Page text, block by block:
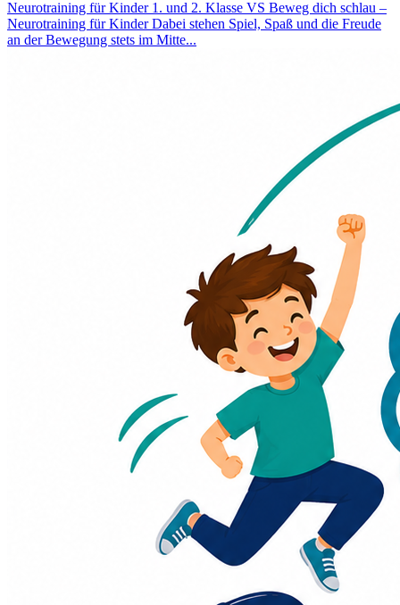
Neurotraining für Kinder 1. und 2. Klasse VS Beweg dich schlau –
Neurotraining für Kinder Dabei stehen Spiel, Spaß und die Freude
an der Bewegung stets im Mitte...